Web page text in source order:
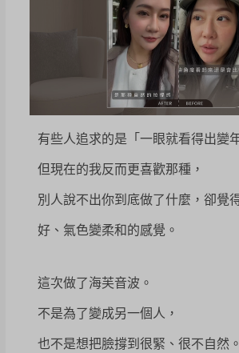
有些人追求的是「一眼就看得出變
但現在的我反而更喜歡那種，
別人說不出你到底做了什麼，卻覺
好、氣色變柔和的感覺。
這次做了海芙音波。
不是為了變成另一個人，
也不是想把臉撐到很緊、很不自然。